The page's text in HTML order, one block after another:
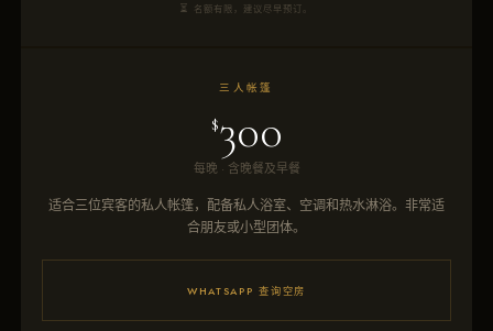
名额有限，建议尽早预订。
三人帐篷
$300
每晚 · 含晚餐及早餐
适合三位宾客的私人帐篷，配备私人浴室、空调和热水淋浴。非常适
合朋友或小型团体。
WHATSAPP 查询空房